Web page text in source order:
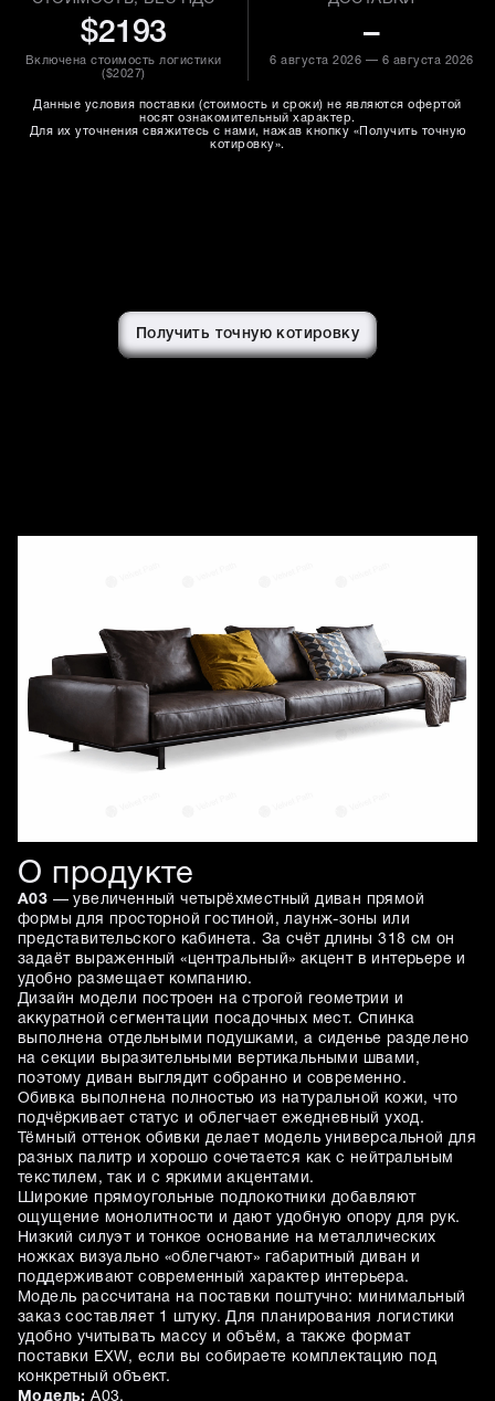
$2193
Включена стоимость логистики
($2027)
–
6 августа 2026 — 6 августа 2026
Данные условия поставки (стоимость и сроки) не являются офертой
носят ознакомительный характер.
Для их уточнения свяжитесь с нами, нажав кнопку «Получить точную
котировку».
Получить точную котировку
О продукте
A03 — увеличенный четырёхместный диван прямой
формы для просторной гостиной, лаунж-зоны или
представительского кабинета. За счёт длины 318 см он
задаёт выраженный «центральный» акцент в интерьере и
удобно размещает компанию.
Дизайн модели построен на строгой геометрии и
аккуратной сегментации посадочных мест. Спинка
выполнена отдельными подушками, а сиденье разделено
на секции выразительными вертикальными швами,
поэтому диван выглядит собранно и современно.
Обивка выполнена полностью из натуральной кожи, что
подчёркивает статус и облегчает ежедневный уход.
Тёмный оттенок обивки делает модель универсальной для
разных палитр и хорошо сочетается как с нейтральным
текстилем, так и с яркими акцентами.
Широкие прямоугольные подлокотники добавляют
ощущение монолитности и дают удобную опору для рук.
Низкий силуэт и тонкое основание на металлических
ножках визуально «облегчают» габаритный диван и
поддерживают современный характер интерьера.
Модель рассчитана на поставки поштучно: минимальный
заказ составляет 1 штуку. Для планирования логистики
удобно учитывать массу и объём, а также формат
поставки EXW, если вы собираете комплектацию под
конкретный объект.
Модель: A03.